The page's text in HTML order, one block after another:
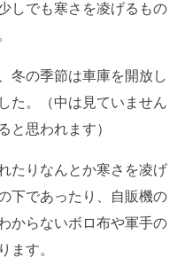
しでも寒さを凌げるもの
冬の季節は車庫を開放し
た。（中は見ていません
と思われます）
たりなんとか寒さを凌げ
下であったり、自販機の
からないボロ布や軍手の
ます。